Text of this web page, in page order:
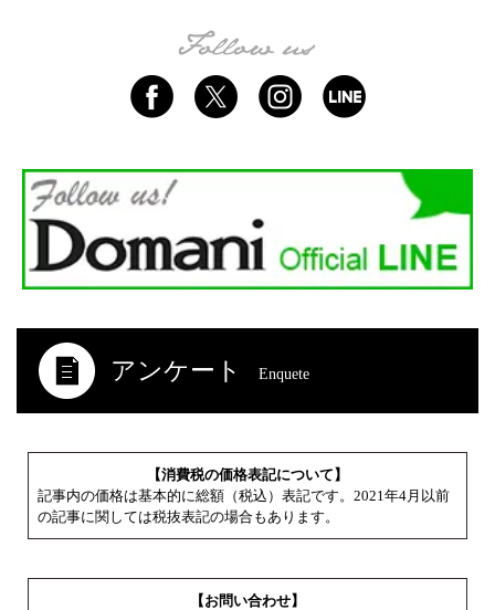
アンケート Enquete
【消費税の価格表記について】
記事内の価格は基本的に総額（税込）表記です。2021年4月以前
の記事に関しては税抜表記の場合もあります。
【お問い合わせ】